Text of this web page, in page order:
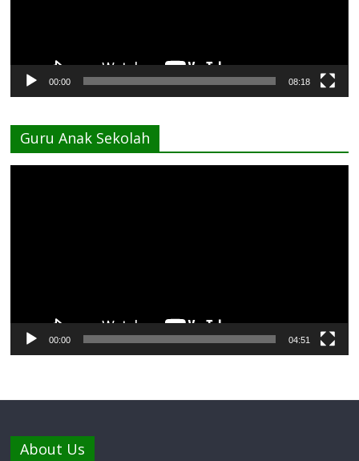
00:00 08:18
Guru Anak Sekolah
00:00 04:51
About Us